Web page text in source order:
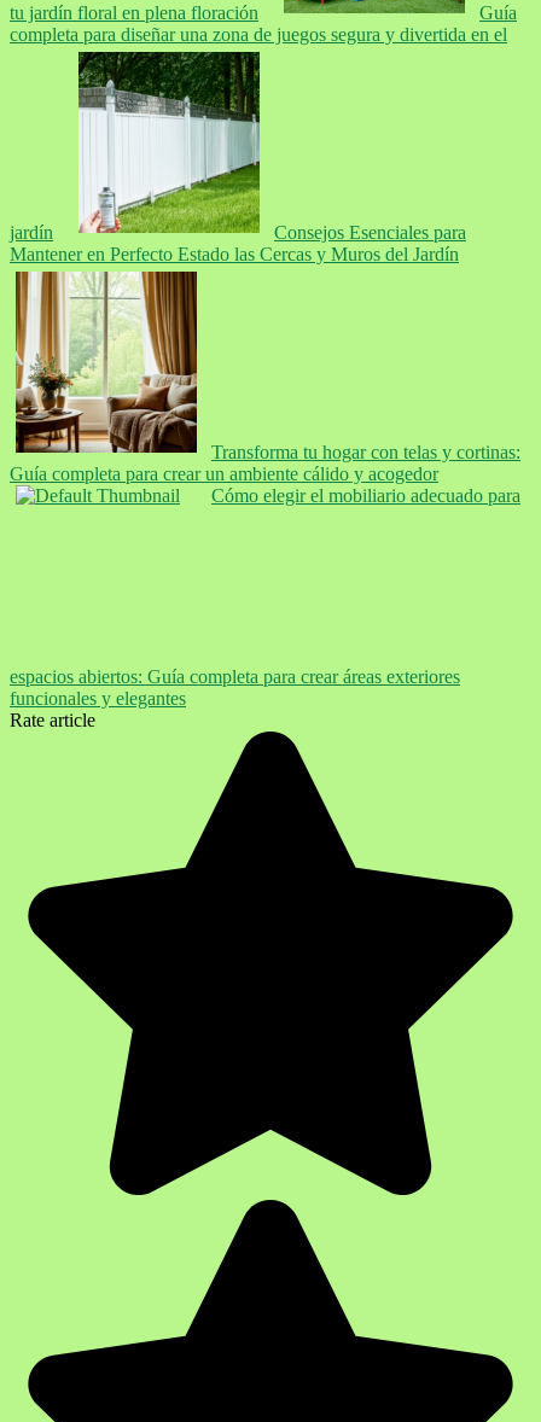
tu jardín floral en plena floración
Guía
completa para diseñar una zona de juegos segura y divertida en el
jardín
Consejos Esenciales para
Mantener en Perfecto Estado las Cercas y Muros del Jardín
Transforma tu hogar con telas y cortinas:
Guía completa para crear un ambiente cálido y acogedor
Cómo elegir el mobiliario adecuado para
espacios abiertos: Guía completa para crear áreas exteriores
funcionales y elegantes
Rate article